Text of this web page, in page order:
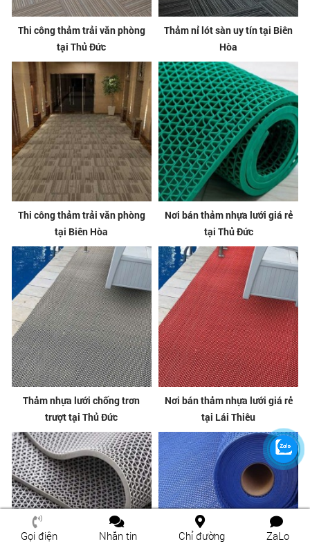
Thi công thảm trải văn phòng
tại Thủ Đức
Thảm nỉ lót sàn uy tín tại Biên
Hòa
Thi công thảm trải văn phòng
tại Biên Hòa
Nơi bán thảm nhựa lưới giá rẻ
tại Thủ Đức
Thảm nhựa lưới chống trơn
trượt tại Thủ Đức
Nơi bán thảm nhựa lưới giá rẻ
tại Lái Thiêu
Gọi điện Nhắn tin Chỉ đường ZaLo